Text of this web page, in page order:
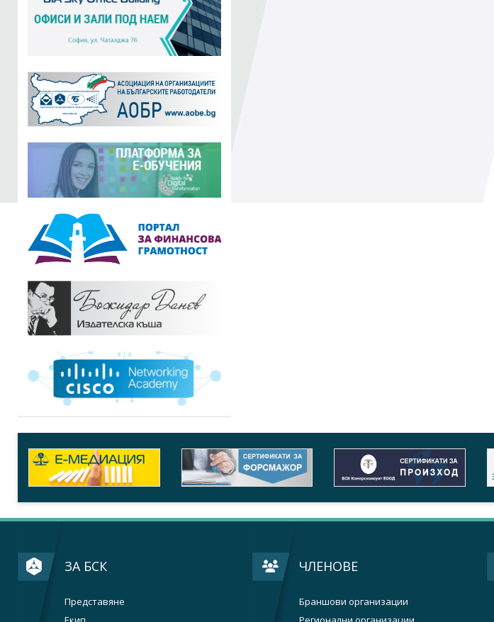
ЗА БСК
Представяне
ЧЛЕНОВЕ
Браншови организации